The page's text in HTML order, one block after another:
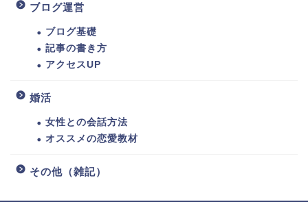
ブログ運営
ブログ基礎
記事の書き方
アクセスUP
婚活
女性との会話方法
オススメの恋愛教材
その他（雑記）